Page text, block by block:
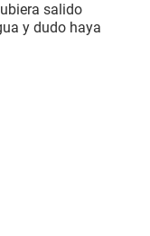
salido
y dudo haya